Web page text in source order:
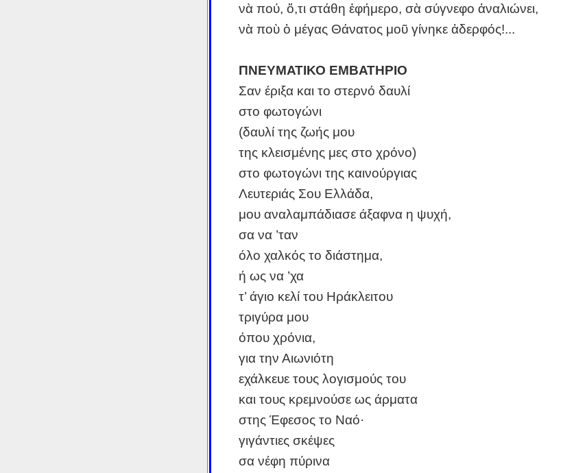
νὰ πού, ὅ,τι στάθη ἐφήμερο, σὰ σύγνεφο ἀναλιώνει,
νὰ ποὺ ὁ μέγας Θάνατος μοῦ γίνηκε ἀδερφός!...
ΠΝΕΥΜΑΤΙΚΟ ΕΜΒΑΤΗΡΙΟ
Σαν έριξα και το στερνό δαυλί
στο φωτογώνι
(δαυλί της ζωής μου
της κλεισμένης μες στο χρόνο)
στο φωτογώνι της καινούργιας
Λευτεριάς Σου Ελλάδα,
μου αναλαμπάδιασε άξαφνα η ψυχή,
σα να ’ταν
όλο χαλκός το διάστημα,
ή ως να ’χα
τ’ άγιο κελί του Ηράκλειτου
τριγύρα μου
όπου χρόνια,
για την Αιωνιότη
εχάλκευε τους λογισμούς του
και τους κρεμνούσε ως άρματα
στης Έφεσος το Ναό·
γιγάντιες σκέψες
σα νέφη πύρινα